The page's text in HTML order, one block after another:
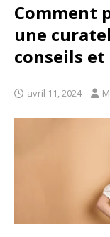
Comment
une
conseils
avril 11, 2024